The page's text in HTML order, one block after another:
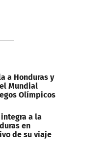
a Honduras y
Mundial
Olímpicos
integra a la
en
de su viaje